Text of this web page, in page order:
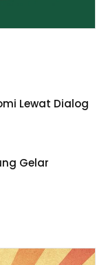
Lewat Dialog
Gelar